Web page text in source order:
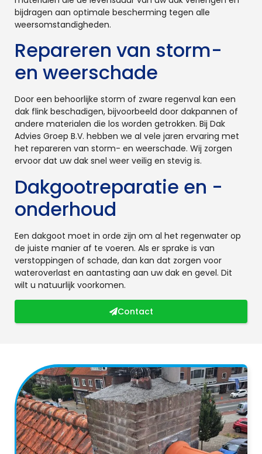
bijdragen aan optimale bescherming tegen alle
weersomstandigheden.
Repareren van storm-
en weerschade
Door een behoorlijke storm of zware regenval kan een
dak flink beschadigen, bijvoorbeeld door dakpannen of
andere materialen die los worden getrokken. Bij Dak
Advies Groep B.V. hebben we al vele jaren ervaring met
het repareren van storm- en weerschade. Wij zorgen
ervoor dat uw dak snel weer veilig en stevig is.
Dakgootreparatie en -
onderhoud
Een dakgoot moet in orde zijn om al het regenwater op
de juiste manier af te voeren. Als er sprake is van
verstoppingen of schade, dan kan dat zorgen voor
wateroverlast en aantasting aan uw dak en gevel. Dit
wilt u natuurlijk voorkomen.
Contact